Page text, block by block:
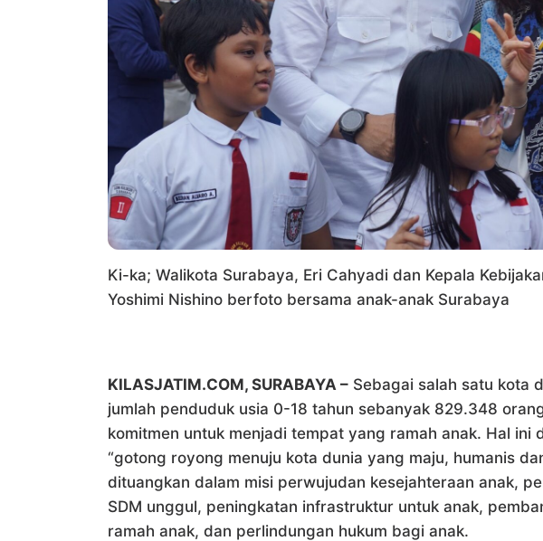
Ki-ka; Walikota Surabaya, Eri Cahyadi dan Kepala
Yoshimi Nishino berfoto bersama anak-anak Surabaya
KILASJATIM.COM, SURABAYA – Sebagai salah satu kota
jumlah penduduk usia 0-18 tahun sebanyak 829.348
komitmen untuk menjadi tempat yang ramah anak. Hal ini
“gotong royong menuju kota dunia yang maju, humanis
dituangkan dalam misi perwujudan kesejahteraan anak,
SDM unggul, peningkatan infrastruktur untuk anak,
ramah anak, dan perlindungan hukum bagi anak.